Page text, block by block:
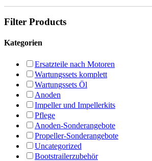
Filter Products
Kategorien
Ersatzteile nach Motoren
Wartungssets komplett
Wartungssets Öl
Anoden
Impeller und Impellerkits
Pflege
Anoden-Sonderangebote
Propeller-Sonderangebote
Uncategorized
Bootstrailerzubehör